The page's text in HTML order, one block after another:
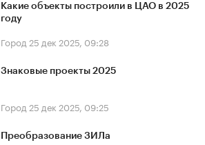
Какие объекты построили в ЦАО в 2025
году
Город 25 дек 2025, 09:28
Знаковые проекты 2025
Город 25 дек 2025, 09:25
Преобразование ЗИЛа